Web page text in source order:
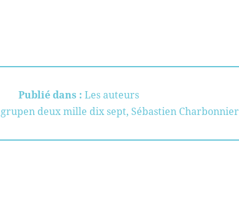
Publié dans : Les auteurs
grupen deux mille dix sept, Sébastien Charbonnier